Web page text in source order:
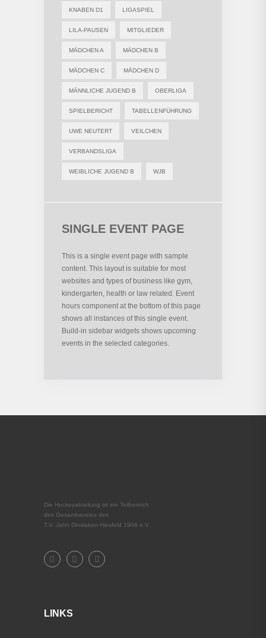
KNABEN D1 LIGASPIEL
LILA-PAUSEN MITGLIEDER
MÄDCHEN A MÄDCHEN B
MÄDCHEN C MÄDCHEN D
MÄNNLICHE JUGEND B OBERLIGA
SPIELBERICHT TABELLENFÜHRUNG
UWE NEUTERT VEILCHEN
VERBANDSLIGA
WEIBLICHE JUGEND B WJB
SINGLE EVENT PAGE
This is a single event page with sample
content. This layout is suitable for most
websites and types of business like gym,
kindergarten, health or law related. Event
hours component at the bottom of this page
shows all instances of this single event.
Build-in sidebar widgets shows upcoming
events in the selected categories.
Die Hockeyabteilung ist ein Teilbereich
des Gesamtvereins des
T.V. Jahn Dinslaken-Hiesfeld 1906 e.V.
LINKS